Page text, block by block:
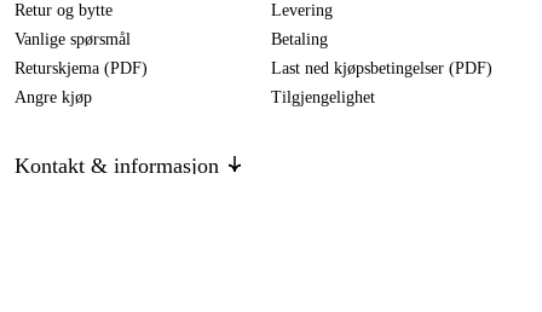
Retur og bytte
Vanlige spørsmål
Returskjema (PDF)
Angre kjøp
Levering
Betaling
Last ned kjøpsbetingelser (PDF)
Tilgjengelighet
Kontakt & informasjon